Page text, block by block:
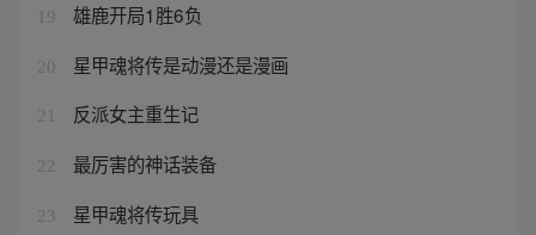
19 雄鹿开局1胜6负
20 星甲魂将传是动漫还是漫画
21 反派女主重生记
22 最厉害的神话装备
23 星甲魂将传玩具